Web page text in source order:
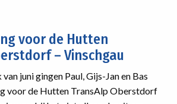
voor de Hutten
– Vinschgau
juni gingen Paul, Gijs-Jan en Bas
voor de Hutten TransAlp Oberstdorf